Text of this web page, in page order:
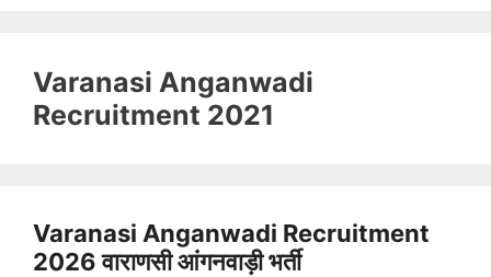
Varanasi Anganwadi
Recruitment 2021
Varanasi Anganwadi Recruitment
2026 वाराणसी आंगनवाड़ी भर्ती